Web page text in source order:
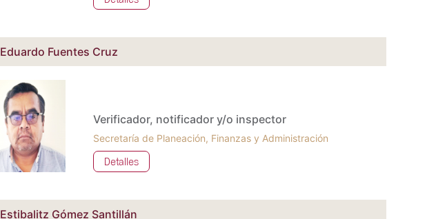
Eduardo Fuentes Cruz
Verificador, notificador y/o inspector
Secretaría de Planeación, Finanzas y Administración
Detalles
Estibalitz Gómez Santillán